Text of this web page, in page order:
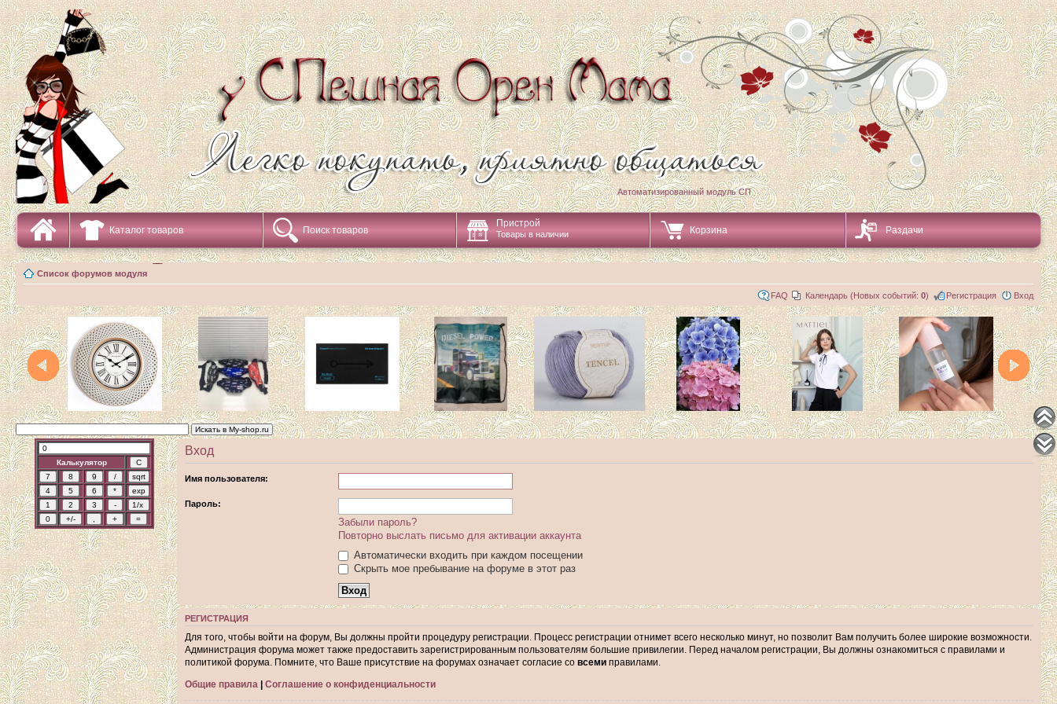
Автоматизированный модуль СП
Каталог товаров Поиск товаров
Пристрой
Товары в наличии Корзина Раздачи
Список форумов модуля
FAQ Календарь (Новых событий: 0) Регистрация Вход
Калькулятор
Вход
Имя пользователя:
Пароль:
Забыли пароль?
Повторно выслать письмо для активации аккаунта
Автоматически входить при каждом посещении
Скрыть мое пребывание на форуме в этот раз
РЕГИСТРАЦИЯ
Для того, чтобы войти на форум, Вы должны пройти процедуру регистрации. Процесс регистрации отнимет всего несколько минут, но позволит Вам получить более широкие возможности.
Администрация форума может также предоставить зарегистрированным пользователям большие привилегии. Перед началом регистрации, Вы должны ознакомиться с правилами и
политикой форума. Помните, что Ваше присутствие на форумах означает согласие со всеми правилами.
Общие правила | Соглашение о конфиденциальности